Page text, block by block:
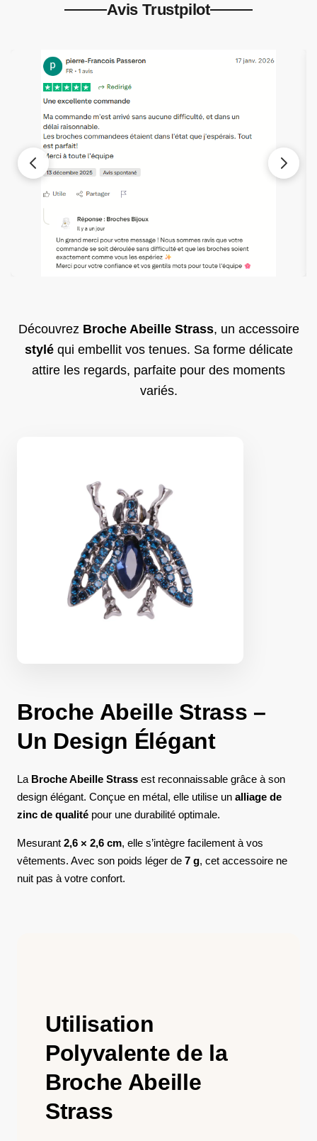
Avis Trustpilot
Découvrez Broche Abeille Strass​, un accessoire
styléqui embellit vos tenues. Sa forme délicate
attire les regards, parfaite pour des moments
variés.
Broche Abeille Strass​ –
Un Design Élégant
La Broche Abeille Strass​ est reconnaissable grâce à son
design élégant. Conçue en métal, elle utilise un alliage de
zinc de qualité pour une durabilité optimale.
Mesurant 2,6 × 2,6 cm, elle s’intègre facilement à vos
vêtements. Avec son poids léger de 7 g, cet accessoire ne
nuit pas à votre confort.
Utilisation
Polyvalente de la
Broche Abeille
Strass​